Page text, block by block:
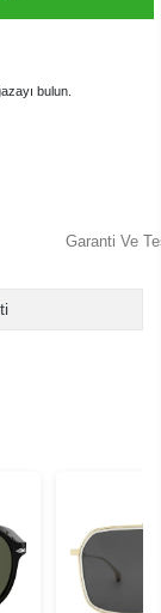
bulun.
Garanti Ve